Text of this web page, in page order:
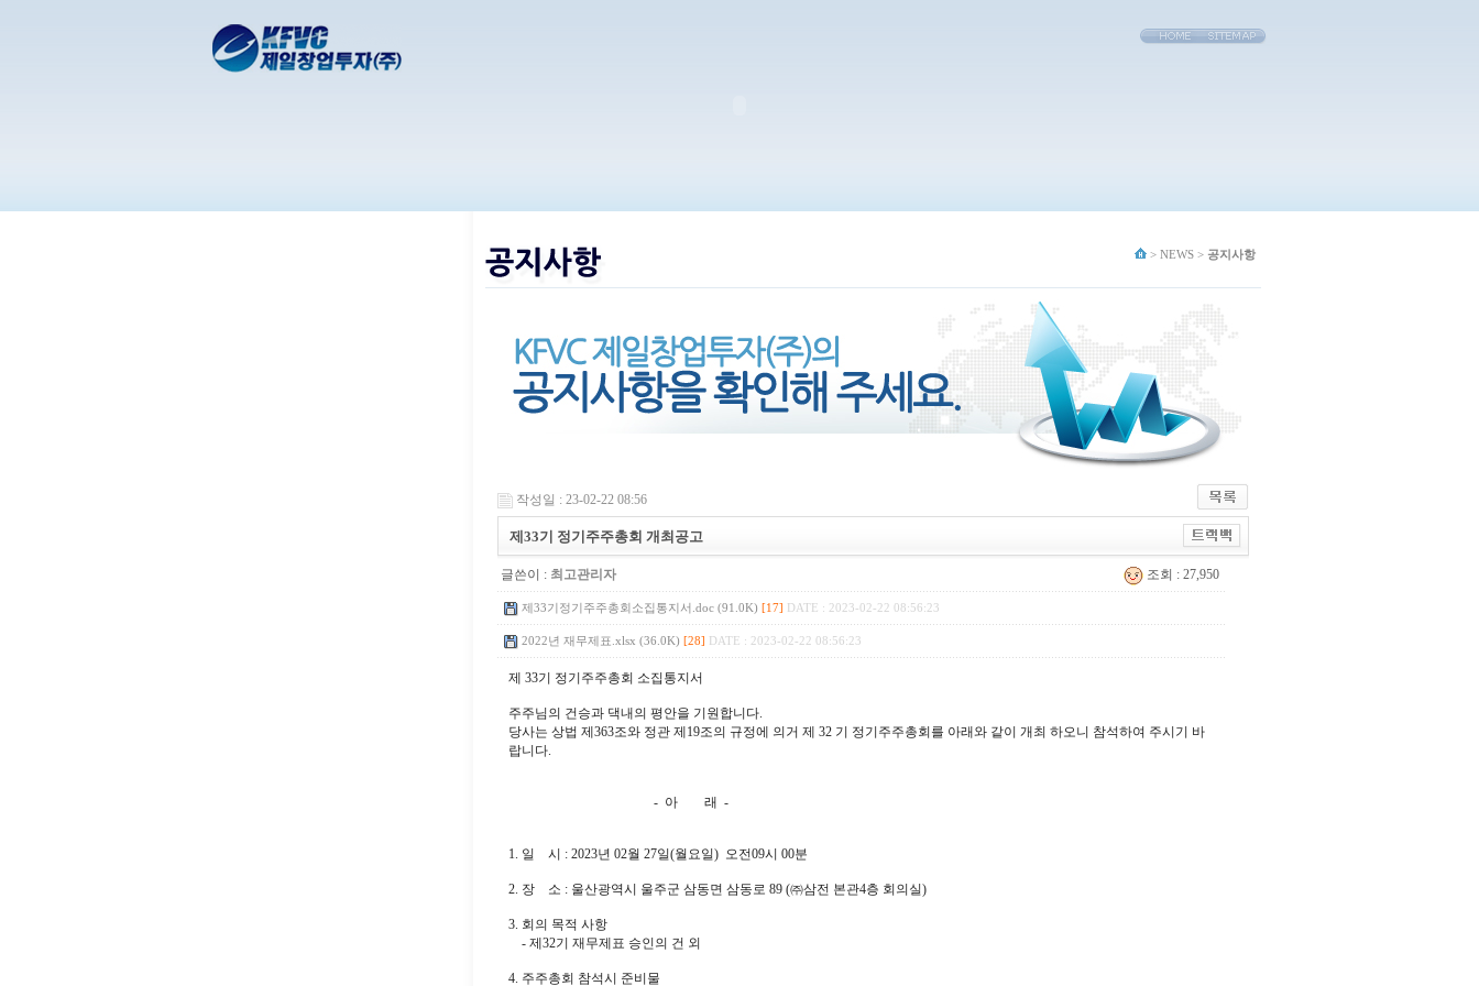
> NEWS > 공지사항
작성일 : 23-02-22 08:56
제33기 정기주주총회 개최공고
글쓴이 : 최고관리자 조회 : 27,950
제33기정기주주총회소집통지서.doc (91.0K) [17] DATE : 2023-02-22 08:56:23
2022년 재무제표.xlsx (36.0K) [28] DATE : 2023-02-22 08:56:23
제 33기 정기주주총회 소집통지서
주주님의 건승과 댁내의 평안을 기원합니다.
당사는 상법 제363조와 정관 제19조의 규정에 의거 제 32 기 정기주주총회를 아래와 같이 개최 하오니 참석하여 주시기 바
랍니다.
- 아 래 -
1. 일 시 : 2023년 02월 27일(월요일) 오전09시 00분
2. 장 소 : 울산광역시 울주군 삼동면 삼동로 89 (㈜삼전 본관4층 회의실)
3. 회의 목적 사항
- 제32기 재무제표 승인의 건 외
4. 주주총회 참석시 준비물